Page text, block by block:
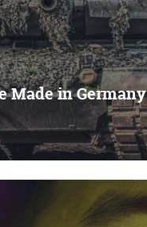
Made in Germany